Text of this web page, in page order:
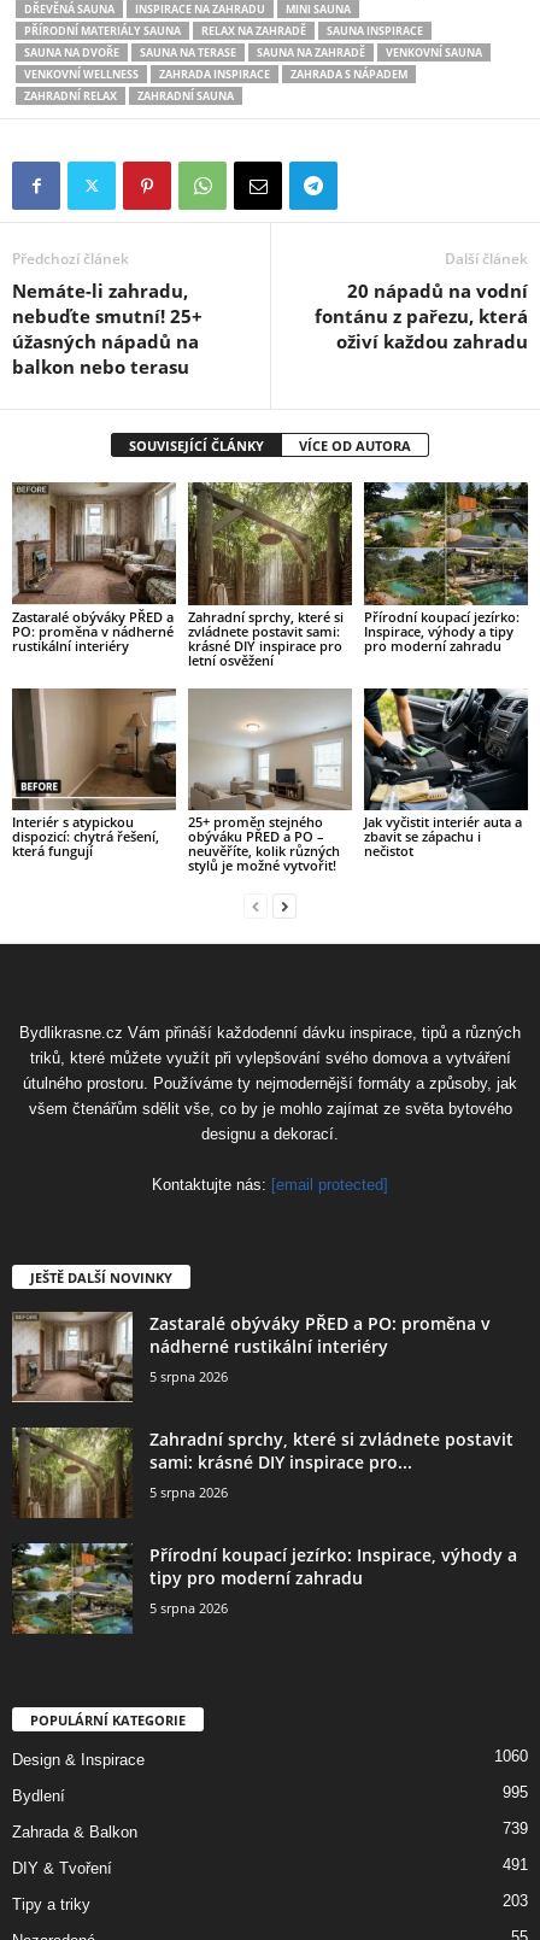
DŘEVĚNÁ SAUNA
INSPIRACE NA ZAHRADU
MINI SAUNA
PŘÍRODNÍ MATERIÁLY SAUNA
RELAX NA ZAHRADĚ
SAUNA INSPIRACE
SAUNA NA DVOŘE
SAUNA NA TERASE SAUNA NA ZAHRADĚ
VENKOVNÍ SAUNA
VENKOVNÍ WELLNESS
ZAHRADA INSPIRACE
ZAHRADA S NÁPADEM
ZAHRADNÍ RELAX
ZAHRADNÍ SAUNA
Předchozí článek
Nemáte-li zahradu,
nebuďte smutní! 25+
úžasných nápadů na
balkon nebo terasu
Další článek
20 nápadů na vodní
fontánu z pařezu, která
oživí každou zahradu
SOUVISEJÍCÍ ČLÁNKY VÍCE OD AUTORA
Zastaralé obýváky PŘED a
PO: proměna v nádherné
rustikální interiéry
Zahradní sprchy, které si
zvládnete postavit sami:
krásné DIY inspirace pro
letní osvěžení
Přírodní koupací jezírko:
Inspirace, výhody a tipy
pro moderní zahradu
Interiér s atypickou
dispozicí: chytrá řešení,
která fungují
25+ proměn stejného
obýváku PŘED a PO –
neuvěříte, kolik různých
stylů je možné vytvořit!
Jak vyčistit interiér auta a
zbavit se zápachu i
nečistot
Bydlikrasne.cz Vám přináší každodenní dávku inspirace, tipů a různých
triků, které můžete využít při vylepšování svého domova a vytváření
útulného prostoru. Používáme ty nejmodernější formáty a způsoby, jak
všem čtenářům sdělit vše, co by je mohlo zajímat ze světa bytového
designu a dekorací.
Kontaktujte nás: [email protected]
JEŠTĚ DALŠÍ NOVINKY
Zastaralé obýváky PŘED a PO: proměna v
nádherné rustikální interiéry
5 srpna 2026
Zahradní sprchy, které si zvládnete postavit
sami: krásné DIY inspirace pro...
5 srpna 2026
Přírodní koupací jezírko: Inspirace, výhody a
tipy pro moderní zahradu
5 srpna 2026
POPULÁRNÍ KATEGORIE
Design & Inspirace 1060
Bydlení 995
Zahrada & Balkon 739
DIY & Tvoření 491
Tipy a triky 203